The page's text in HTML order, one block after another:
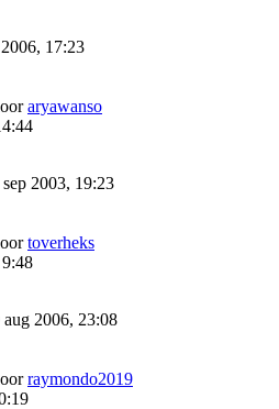
17:23
aryawanso
2003, 19:23
toverheks
2006, 23:08
raymondo2019